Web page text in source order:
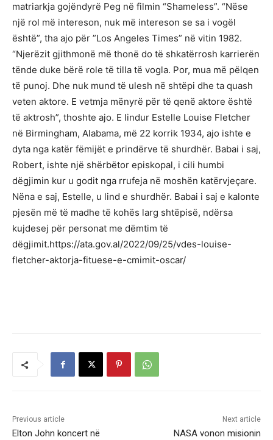
matriarkja gojëndyrë Peg në filmin “Shameless”. “Nëse
një rol më intereson, nuk më intereson se sa i vogël
është”, tha ajo për ”Los Angeles Times” në vitin 1982.
“Njerëzit gjithmonë më thonë do të shkatërrosh karrierën
tënde duke bërë role të tilla të vogla. Por, mua më pëlqen
të punoj. Dhe nuk mund të ulesh në shtëpi dhe ta quash
veten aktore. E vetmja mënyrë për të qenë aktore është
të aktrosh”, thoshte ajo. E lindur Estelle Louise Fletcher
në Birmingham, Alabama, më 22 korrik 1934, ajo ishte e
dyta nga katër fëmijët e prindërve të shurdhër. Babai i saj,
Robert, ishte një shërbëtor episkopal, i cili humbi
dëgjimin kur u godit nga rrufeja në moshën katërvjeçare.
Nëna e saj, Estelle, u lind e shurdhër. Babai i saj e kalonte
pjesën më të madhe të kohës larg shtëpisë, ndërsa
kujdesej për personat me dëmtim të
dëgjimit.https://ata.gov.al/2022/09/25/vdes-louise-
fletcher-aktorja-fituese-e-cmimit-oscar/
Previous article
Elton John koncert në
Next article
NASA vonon misionin